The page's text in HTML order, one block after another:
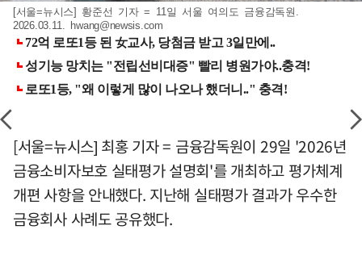
[서울=뉴시스] 황준선 기자 = 11일 서울 여의도 금융감독원.
2026.03.11. hwang@newsis.com
[서울=뉴시스] 최홍 기자 = 금융감독원이 29일 '2026년
금융소비자보호 실태평가 설명회'를 개최하고 평가체계
개편 사항을 안내했다. 지난해 실태평가 결과가 우수한
금융회사 사례도 공유했다.